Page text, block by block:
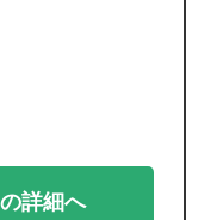
詳細へ